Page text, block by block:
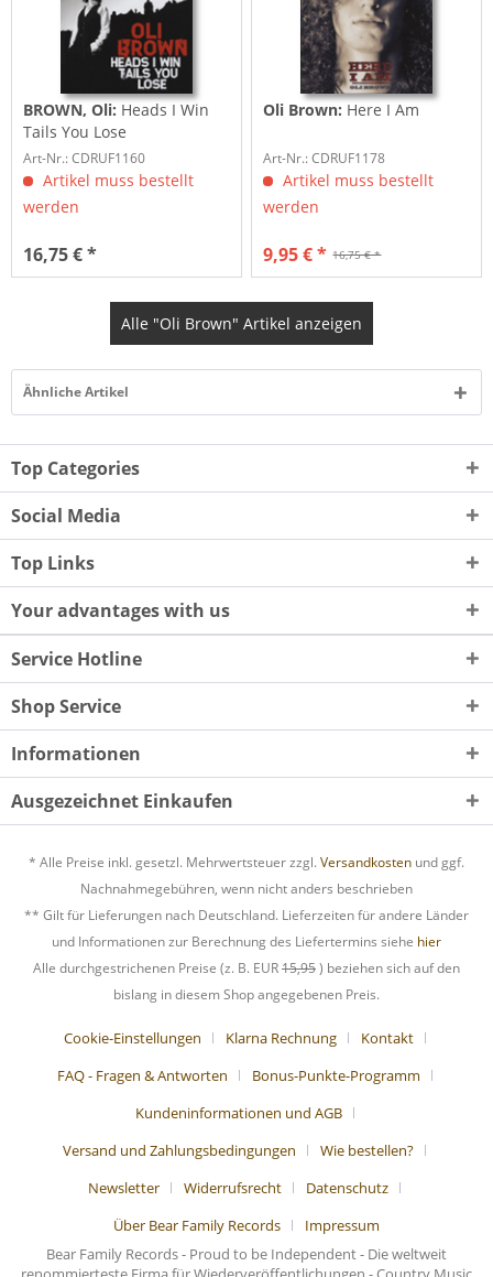
BROWN, Oli: Heads I Win
Tails You Lose
Art-Nr.: CDRUF1160
Artikel muss bestellt
werden
16,75 € *
Oli Brown: Here I Am
Art-Nr.: CDRUF1178
Artikel muss bestellt
werden
16,75 € *
9,95 € *
Alle "Oli Brown" Artikel anzeigen
Ähnliche Artikel
Top Categories
Social Media
Top Links
Your advantages with us
Service Hotline
Shop Service
Informationen
Ausgezeichnet Einkaufen
* Alle Preise inkl. gesetzl. Mehrwertsteuer zzgl. Versandkosten und ggf.
Nachnahmegebühren, wenn nicht anders beschrieben
** Gilt für Lieferungen nach Deutschland. Lieferzeiten für andere Länder
und Informationen zur Berechnung des Liefertermins siehe hier
Alle durchgestrichenen Preise (z. B. EUR15,95) beziehen sich auf den
bislang in diesem Shop angegebenen Preis.
Cookie-Einstellungen Klarna Rechnung
Kontakt
FAQ - Fragen & Antworten
Bonus-Punkte-Programm
Kundeninformationen und AGB
Versand und Zahlungsbedingungen
Wie bestellen?
Newsletter
Widerrufsrecht
Datenschutz
Über Bear Family Records
Impressum
Bear Family Records - Proud to be Independent - Die weltweit